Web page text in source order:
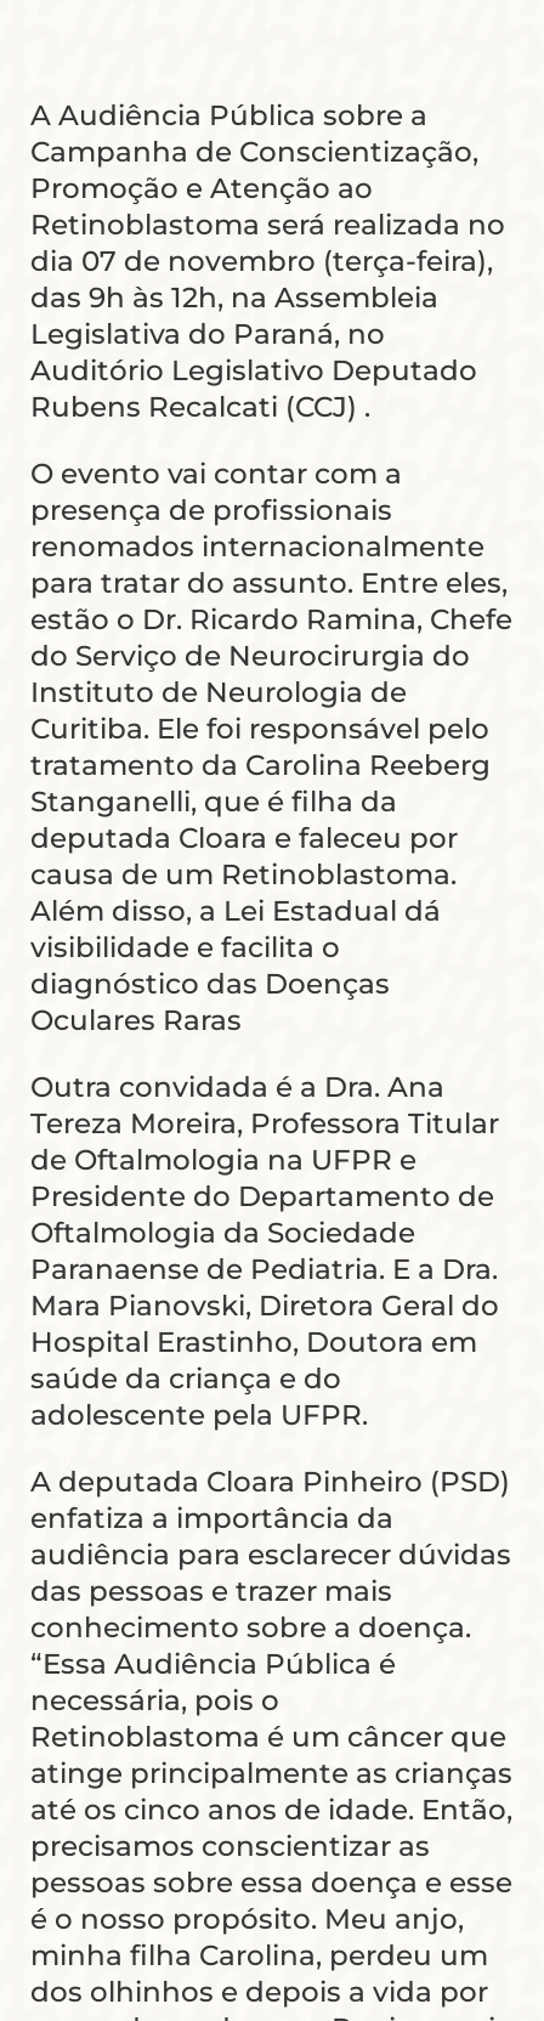
A Audiência Pública sobre a
Campanha de Conscientização,
Promoção e Atenção ao
Retinoblastoma será realizada no
dia 07 de novembro (terça-feira),
das 9h às 12h, na Assembleia
Legislativa do Paraná, no
Auditório Legislativo Deputado
Rubens Recalcati (CCJ) .
O evento vai contar com a
presença de profissionais
renomados internacionalmente
para tratar do assunto. Entre eles,
estão o Dr. Ricardo Ramina, Chefe
do Serviço de Neurocirurgia do
Instituto de Neurologia de
Curitiba. Ele foi responsável pelo
tratamento da Carolina Reeberg
Stanganelli, que é filha da
deputada Cloara e faleceu por
causa de um Retinoblastoma.
Além disso, a Lei Estadual dá
visibilidade e facilita o
diagnóstico das Doenças
Oculares Raras
Outra convidada é a Dra. Ana
Tereza Moreira, Professora Titular
de Oftalmologia na UFPR e
Presidente do Departamento de
Oftalmologia da Sociedade
Paranaense de Pediatria. E a Dra.
Mara Pianovski, Diretora Geral do
Hospital Erastinho, Doutora em
saúde da criança e do
adolescente pela UFPR.
A deputada Cloara Pinheiro (PSD)
enfatiza a importância da
audiência para esclarecer dúvidas
das pessoas e trazer mais
conhecimento sobre a doença.
“Essa Audiência Pública é
necessária, pois o
Retinoblastoma é um câncer que
atinge principalmente as crianças
até os cinco anos de idade. Então,
precisamos conscientizar as
pessoas sobre essa doença e esse
é o nosso propósito. Meu anjo,
minha filha Carolina, perdeu um
dos olhinhos e depois a vida por